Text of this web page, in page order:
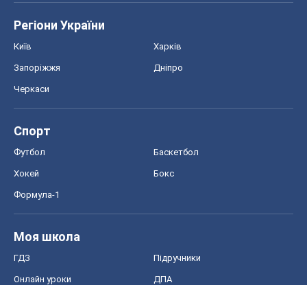
Регіони України
Київ Харків
Запоріжжя Дніпро
Черкаси
Спорт
Футбол Баскетбол
Хокей Бокс
Формула-1
Моя школа
ГДЗ Підручники
Онлайн уроки ДПА